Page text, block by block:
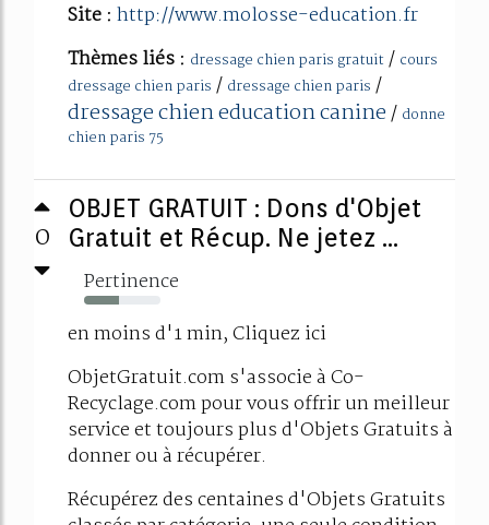
Site : http://www.molosse-education.fr
Thèmes liés : dressage chien paris gratuit / cours
dressage chien paris / dressage chien paris /
dressage chien education canine/ donne
chien paris 75
0
OBJET GRATUIT : Dons d'Objet
Gratuit et Récup. Ne jetez ...
Pertinence
46%
en moins d'1 min, Cliquez ici
ObjetGratuit.com s'associe à Co-
Recyclage.com pour vous offrir un meilleur
service et toujours plus d'Objets Gratuits à
donner ou à récupérer.
Récupérez des centaines d'Objets Gratuits